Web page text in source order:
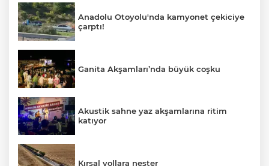
Anadolu Otoyolu'nda kamyonet çekiciye
çarptı!
Ganita Akşamları’nda büyük coşku
Akustik sahne yaz akşamlarına ritim
katıyor
Kırsal yollara neşter